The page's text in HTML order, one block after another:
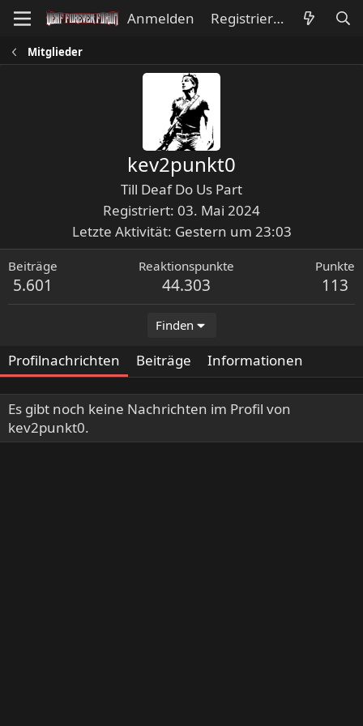
Anmelden Registrieren
Mitglieder
kev2punkt0
Till Deaf Do Us Part
Registriert 03. Mai 2024
Letzte Aktivität Gestern um 23:03
Beiträge
5.601
Reaktionspunkte
44.303
Punkte
113
Finden
Profilnachrichten Beiträge Informationen
Es gibt noch keine Nachrichten im Profil von
kev2punkt0.